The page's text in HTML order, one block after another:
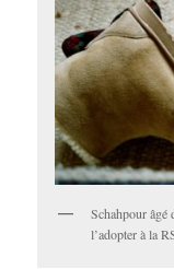
Schahpour
l’adopter à la